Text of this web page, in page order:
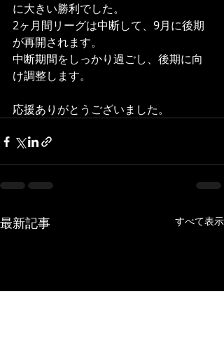
に大きい勝利でした。
2ヶ月間リーグは中断して、9月に後期
が再開されます。
中断期間をしっかり過ごし、後期に向
け調整します。
応援ありがとうございました。
最新記事 すべて表示